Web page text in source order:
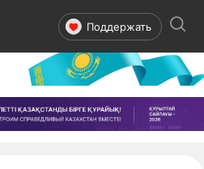
Поддержать